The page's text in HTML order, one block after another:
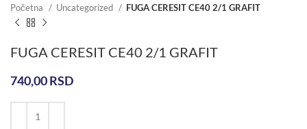
Početna Uncategorized FUGA CERESIT CE40 2/1 GRAFIT
FUGA CERESIT CE40 2/1 GRAFIT
740,00RSD